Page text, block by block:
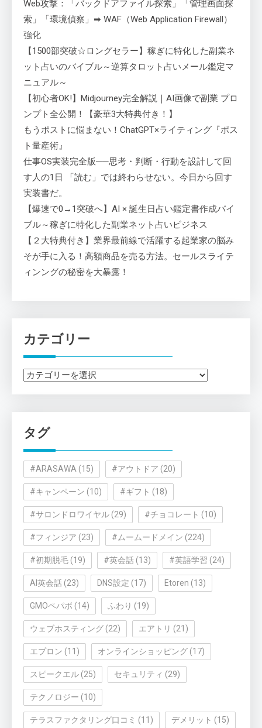
Web攻撃：「バックドアファイル探索」「管理画面探
索」「環境偵察」➡ WAF（Web Application Firewall）
強化
【1500部突破☆ロングセラー】稼ぎに特化した副業ネ
ット占いのバイブル～逆算タロット占いメール鑑定マ
ニュアル～
【初心者OK!】Midjourney完全解説｜AI画像で副業 プロ
ンプト全公開！【豪華3大特典付き！】
もうポストに悩まない！ChatGPT×ライティング『ポス
ト量産術』
仕事OS実装完全版──思考・判断・行動を設計して回
す人の1日 「読む」では終わらせない。今日から回す
実装書だ。
【爆速で0→1突破へ】AI × 誕生日占い鑑定書作成バイ
ブル～稼ぎに特化した副業ネット占いビジネス
【２大特典付き】業界最前線で活躍する起業家の脳み
そが手に入る！高額商品を売る方法。セールスライテ
ィンングの秘密を大暴露！
カテゴリー
カ
ー
タグ
#ARASAWA (15) #アウトドア (20)
#キャンペーン (10) #ギフト (18)
#サロンドロワイヤル (29) #チョコレート (10)
#フィンジア (23) #ムームードメイン (224)
#初期脱毛 (19) #英会話 (13) #英語学習 (24)
AI英会話 (23) DNS設定 (17) Etoren (13)
GMOペパボ (14) ふわり (19)
ウェブホスティング (22) エアトリ (21)
エプロン (11) オンラインショッピング (17)
スピークエル (25) セキュリティ (29)
テクノロジー (10)
テラスファクタリング口コミ (11) デメリット (15)